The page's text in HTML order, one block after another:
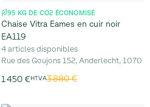
95 KG DE CO2 ÉCONOMISÉ
Chaise Vitra Eames en cuir noir
EA119
4 articles disponibles
Rue des Goujons 152, Anderlecht, 1070
1 450 €HTVA3 880 €